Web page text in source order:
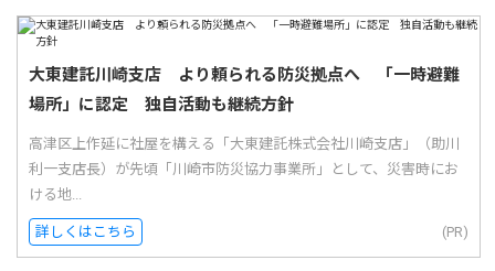
大東建託川崎支店 より頼られる防災拠点へ 「一時避難
場所」に認定 独自活動も継続方針
高津区上作延に社屋を構える「大東建託株式会社川崎支店」（助川
利一支店長）が先頃「川崎市防災協力事業所」として、災害時にお
ける地...
詳しくはこちら (PR)